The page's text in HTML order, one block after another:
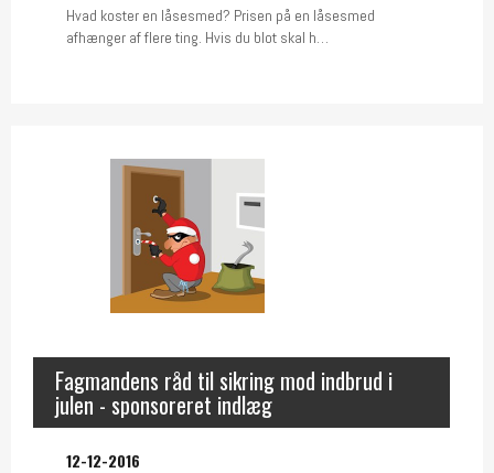
Hvad koster en låsesmed? Prisen på en låsesmed
afhænger af flere ting. Hvis du blot skal h…
Fagmandens råd til sikring mod indbrud i
julen - sponsoreret indlæg
12-12-2016